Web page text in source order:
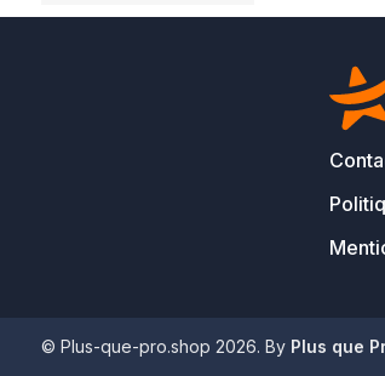
© Plus-que-pro.shop 2026. By Plus que